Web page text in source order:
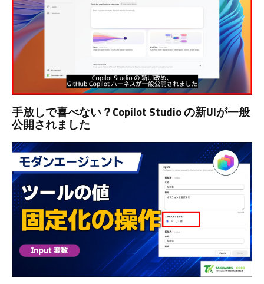
手放しで喜べない？Copilot Studio の新UIが一般
公開されました